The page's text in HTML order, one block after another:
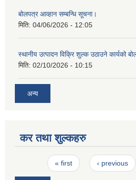
बोलपत्र आव्हान सम्बन्धि सूचना।
मिति: 04/06/2026 - 12:05
स्थानीय उत्पादन विक्रि शुल्क उठाउने कार्यको
मिति: 02/10/2026 - 10:15
अन्य
कर तथा शुल्कहरु
Pages« first ‹ previous